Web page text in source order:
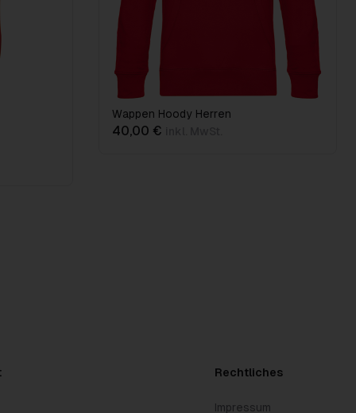
Wappen Hoody Herren
40,00 €
Rechtliches
Impressum